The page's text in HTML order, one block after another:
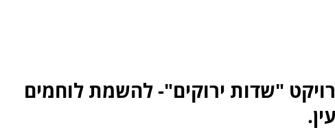
"שדות ירוקים"- להשמת לוחמים